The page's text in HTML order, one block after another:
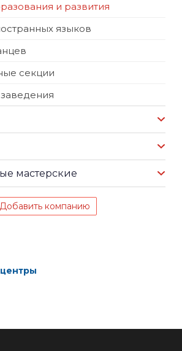
и развития
языков
секции
мастерские
Добавить компанию